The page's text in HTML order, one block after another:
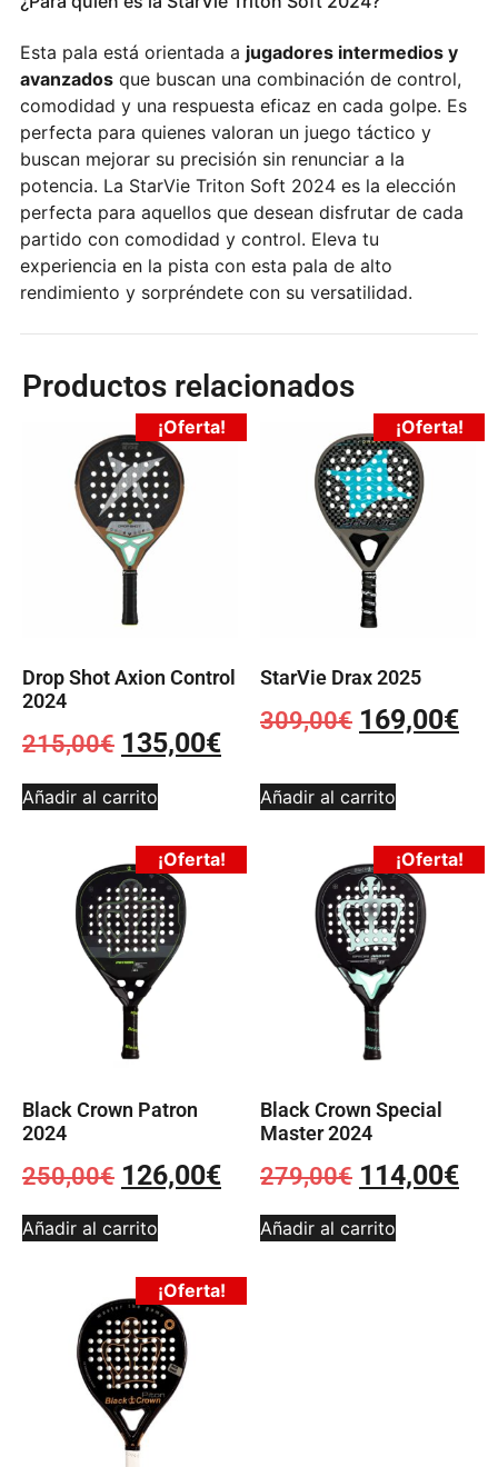
Esta pala está orientada a jugadores intermedios y
avanzadosque buscan una combinación de control,
comodidad y una respuesta eficaz en cada golpe. Es
perfecta para quienes valoran un juego táctico y
buscan mejorar su precisión sin renunciar a la
potencia. La StarVie Triton Soft 2024 es la elección
perfecta para aquellos que desean disfrutar de cada
partido con comodidad y control. Eleva tu
experiencia en la pista con esta pala de alto
rendimiento y sorpréndete con su versatilidad.
Productos relacionados
¡Oferta!
Drop Shot Axion Control
2024
215,00€ 135,00€
Añadir al carrito
¡Oferta!
StarVie Drax 2025
309,00€ 169,00€
Añadir al carrito
¡Oferta!
Black Crown Patron
2024
250,00€ 126,00€
Añadir al carrito
¡Oferta!
Black Crown Special
Master 2024
279,00€ 114,00€
Añadir al carrito
¡Oferta!